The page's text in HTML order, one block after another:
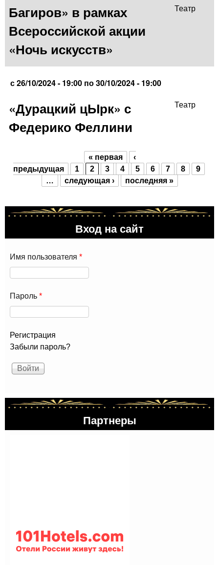
Багиров» в рамках
Всероссийской акции
«Ночь искусств»
Театр
с26/10/2024 - 19:00 по30/10/2024 - 19:00
«Дурацкий цЫрк» с
Федерико Феллини
Театр
Страницы
« первая
‹
предыдущая
1 2 3 4 5 6 7 8
9
…
следующая › последняя »
Вход на сайт
Имя пользователя *
Пароль *
Регистрация
Забыли пароль?
Партнеры